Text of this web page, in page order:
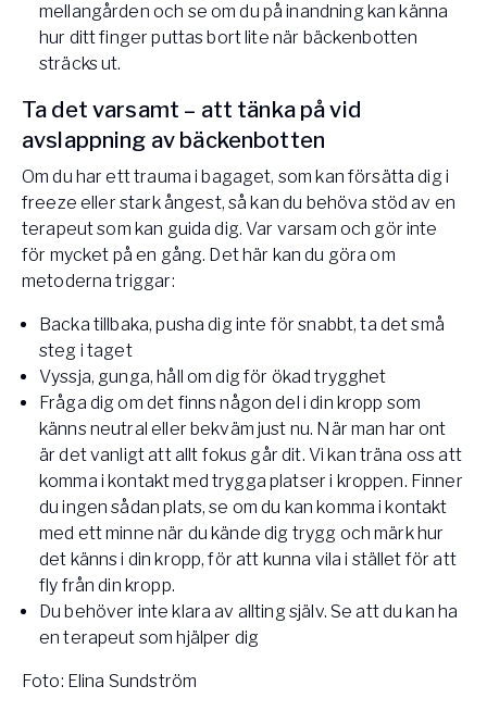
mellangården och se om du på inandning kan känna
hur ditt finger puttas bort lite när bäckenbotten
sträcks ut.
Ta det varsamt – att tänka på vid
avslappning av bäckenbotten
Om du har ett trauma i bagaget, som kan försätta dig i
freeze eller stark ångest, så kan du behöva stöd av en
terapeut som kan guida dig. Var varsam och gör inte
för mycket på en gång. Det här kan du göra om
metoderna triggar:
Backa tillbaka, pusha dig inte för snabbt, ta det små
steg i taget
Vyssja, gunga, håll om dig för ökad trygghet
Fråga dig om det finns någon del i din kropp som
känns neutral eller bekväm just nu. När man har ont
är det vanligt att allt fokus går dit. Vi kan träna oss att
komma i kontakt med trygga platser i kroppen. Finner
du ingen sådan plats, se om du kan komma i kontakt
med ett minne när du kände dig trygg och märk hur
det känns i din kropp, för att kunna vila i stället för att
fly från din kropp.
Du behöver inte klara av allting själv. Se att du kan ha
en terapeut som hjälper dig
Foto: Elina Sundström